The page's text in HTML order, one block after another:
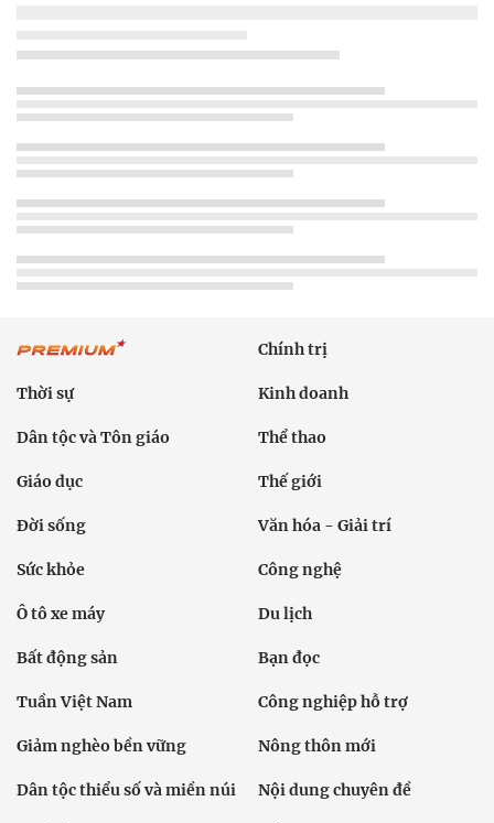
Chính trị
Thời sự Kinh doanh
Dân tộc và Tôn giáo Thể thao
Giáo dục Thế giới
Đời sống Văn hóa - Giải trí
Sức khỏe Công nghệ
Ô tô xe máy Du lịch
Bất động sản Bạn đọc
Tuần Việt Nam Công nghiệp hỗ trợ
Giảm nghèo bền vững Nông thôn mới
Dân tộc thiểu số và miền núi Nội dung chuyên đề